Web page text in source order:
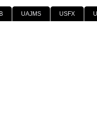
UAJMS USFX